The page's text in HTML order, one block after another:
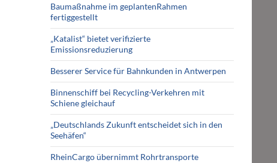
Baumaßnahme im geplantenRahmen
fertiggestellt
„Katalist“ bietet verifizierte
Emissionsreduzierung
Besserer Service für Bahnkunden in Antwerpen
Binnenschiff bei Recycling-Verkehren mit
Schiene gleichauf
„Deutschlands Zukunft entscheidet sich in den
Seehäfen“
RheinCargo übernimmt Rohrtransporte